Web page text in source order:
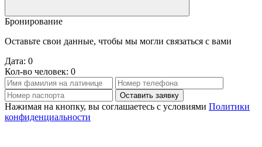
Бронирование
Оставьте свои данные, чтобы мы могли связаться с вами
Дата: 0
Кол-во человек: 0
Оставить заявку
Нажимая на кнопку, вы соглашаетесь с условиями Политики
конфиденциальности